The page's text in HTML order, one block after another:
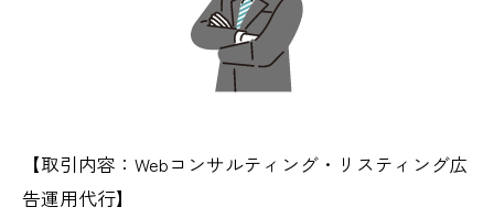
【取引内容：Webコンサルティング・リスティング広
告運用代行】